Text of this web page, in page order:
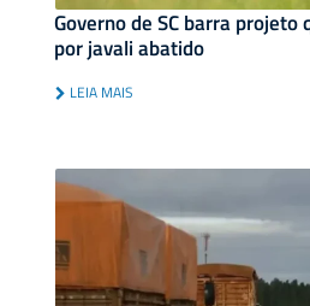
Governo de SC barra
por javali abatido
LEIA MAIS